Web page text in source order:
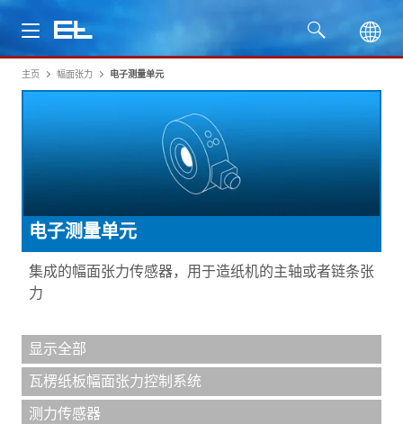
产品
公司
主页 幅面张力 电子测量单元
电子测量单元
集成的幅面张力传感器，用于造纸机的主轴或者链条张
力
显示全部
瓦楞纸板幅面张力控制系统
测力传感器